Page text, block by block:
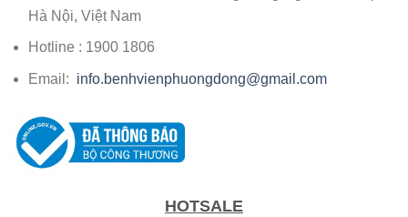
Hà Nội, Việt Nam
Hotline : 1900 1806
Email: info.benhvienphuongdong@gmail.com
HOTSALE